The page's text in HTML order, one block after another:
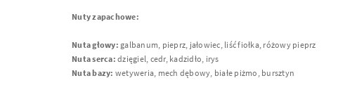
Nuty zapachowe:
Nuta głowy: galbanum, pieprz, jałowiec, liść fiołka, różowy pieprz
Nuta serca: dzięgiel, cedr, kadzidło, irys
Nuta bazy: wetyweria, mech dębowy, białe piżmo, bursztyn